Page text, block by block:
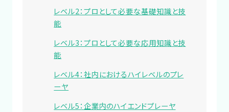
レベル2：プロとして必要な基礎知識と技
能
レベル3：プロとして必要な応用知識と技
能
レベル4：社内におけるハイレベルのプレ
ーヤ
レベル5：企業内のハイエンドプレーヤ